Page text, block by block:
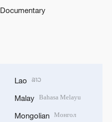
Documentary
Lao ລາວ
Malay Bahasa Melayu
Mongolian Монгол